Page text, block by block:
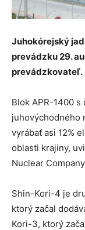
Juhokórejský
prevádzku 29.
prevádzkovateľ.
Blok APR-1400
juhovýchodného
vyrábať asi 12%
oblasti krajiny,
Nuclear
Shin-Kori-4 je
ktorý začal
Kori-3, ktorý